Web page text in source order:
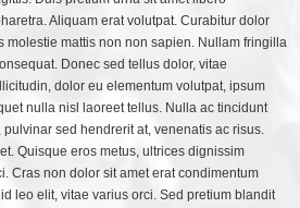
Aliquam erat volutpat. Curabitur dolor
molestie mattis non non sapien. Nullam fringilla
Donec sed tellus dolor, vitae
dolor eu elementum volutpat, ipsum
nulla nisl laoreet tellus. Nulla ac tincidunt
sed hendrerit at, venenatis ac risus.
Quisque eros metus, ultrices dignissim
Cras non dolor sit amet erat condimentum
leo elit, vitae varius orci. Sed pretium blandit